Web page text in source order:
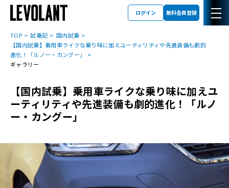
ログイン 無料会員登録
TOP 試乗記
国内試乗
【国内試乗】乗用車ライクな乗り味に加えユーティリティや先進装備も劇的
進化！「ルノー・カングー」
ギャラリー
【国内試乗】乗用車ライクな乗り味に加えユ
ーティリティや先進装備も劇的進化！「ルノ
ー・カングー」